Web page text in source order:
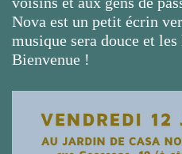
Nova est un petit écrin
musique sera douce et
Bienvenue !